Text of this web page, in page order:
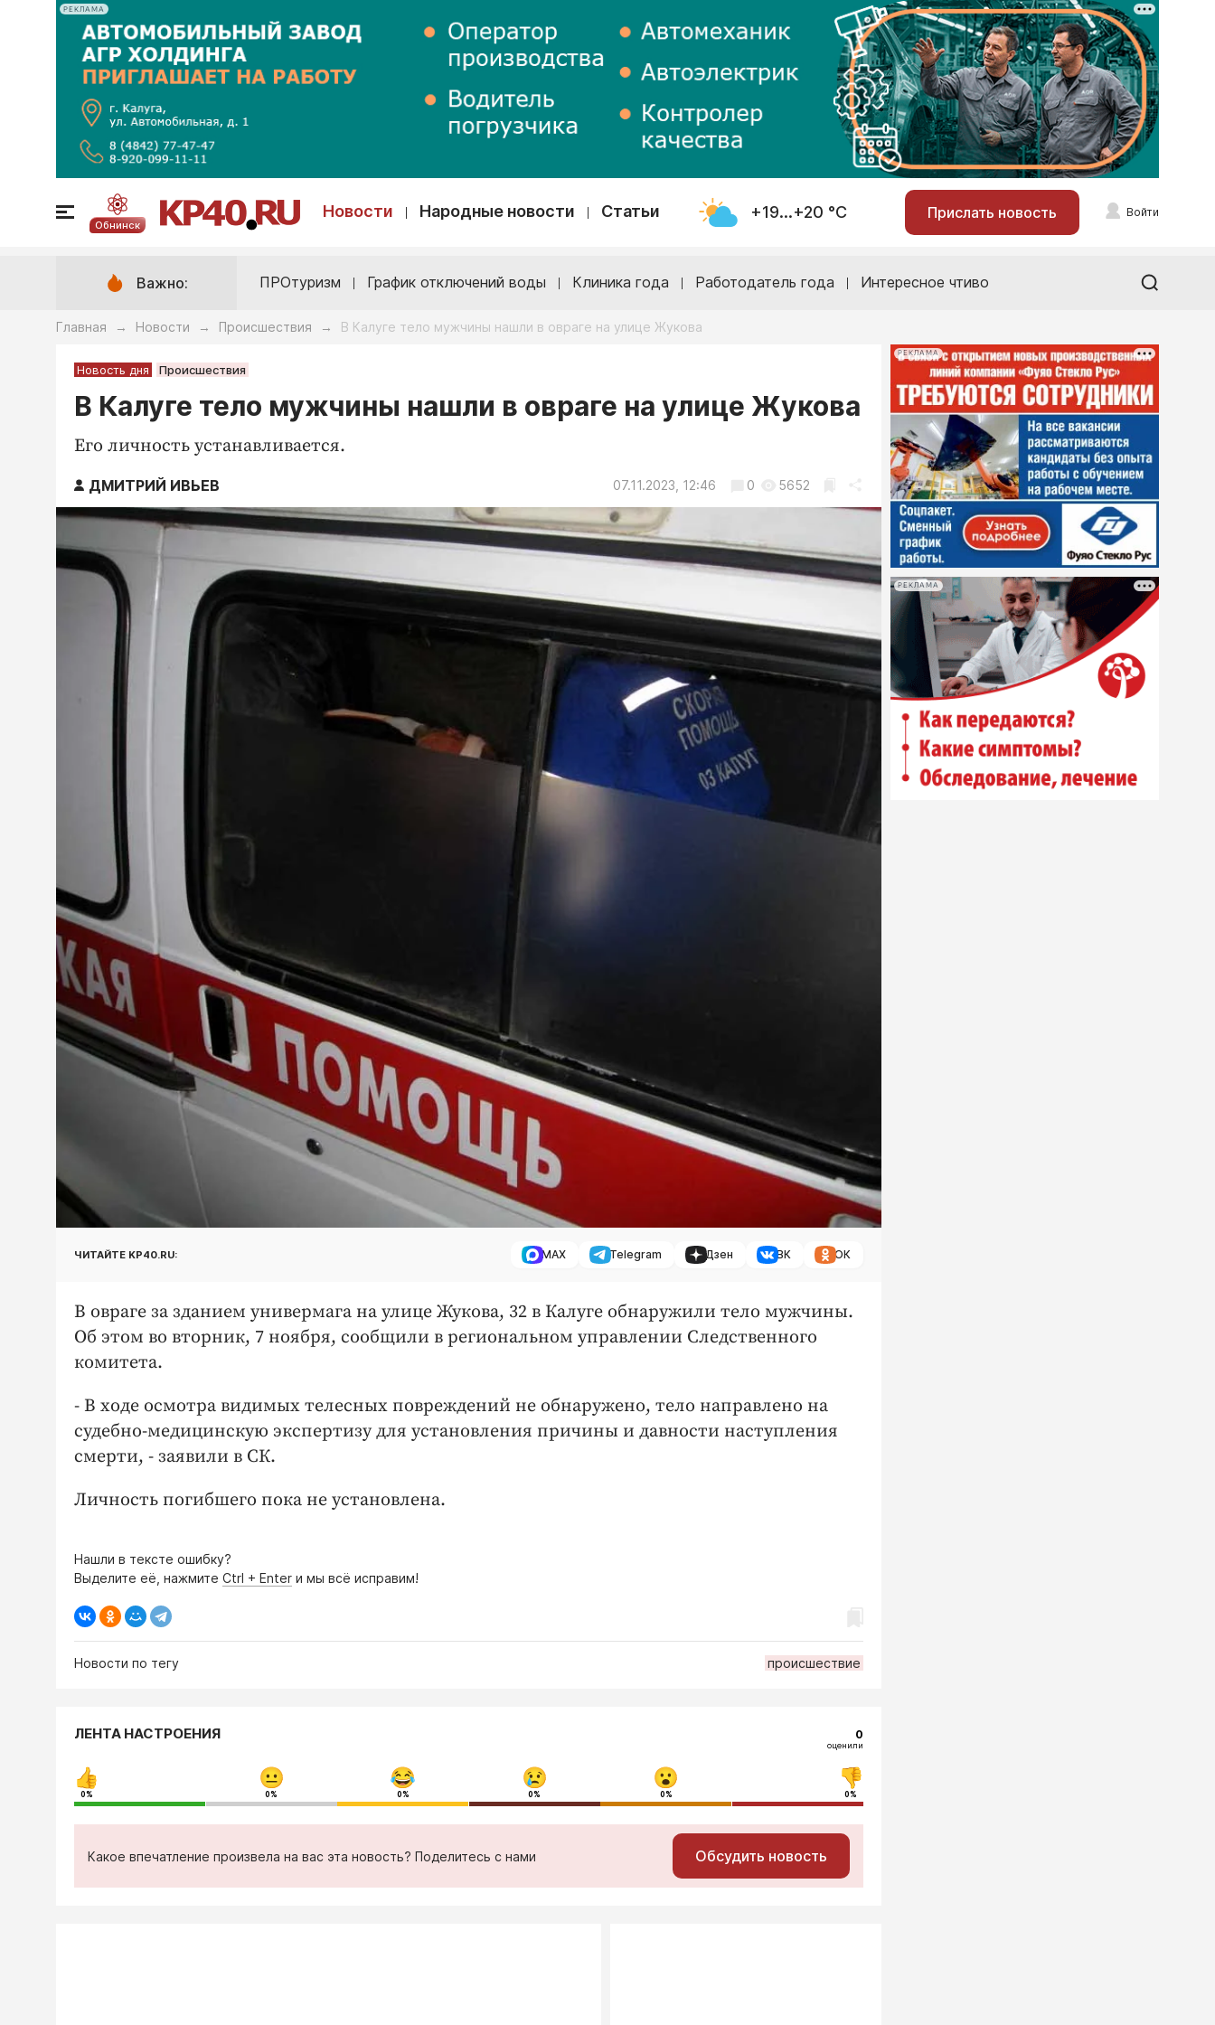
РЕКЛАМА
Обнинск
Новости Народные новости Статьи +19...+20 °С Прислать новость Войти
Важно: ПРОтуризм График отключений воды Клиника года Работодатель года Интересное чтиво
Главная → Новости → Происшествия → В Калуге тело мужчины нашли в овраге на улице Жукова
Новость дня Происшествия
В Калуге тело мужчины нашли в овраге на улице Жукова
Его личность устанавливается.
ДМИТРИЙ ИВЬЕВ 07.11.2023, 12:46 0 5652
ЧИТАЙТЕ KP40.RU: MAX Telegram Дзен ВК ОК
В овраге за зданием универмага на улице Жукова, 32 в Калуге обнаружили тело мужчины.
Об этом во вторник, 7 ноября, сообщили в региональном управлении Следственного
комитета.
- В ходе осмотра видимых телесных повреждений не обнаружено, тело направлено на
судебно-медицинскую экспертизу для установления причины и давности наступления
смерти, - заявили в СК.
Личность погибшего пока не установлена.
Нашли в тексте ошибку?
Выделите её, нажмите Ctrl + Enter и мы всё исправим!
Новости по тегу происшествие
РЕКЛАМА
РЕКЛАМА
ЛЕНТА НАСТРОЕНИЯ 0
оценили
0% 0% 0% 0% 0% 0%
Какое впечатление произвела на вас эта новость? Поделитесь с нами Обсудить новость